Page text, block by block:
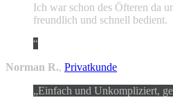
Ich war schon des Öfteren da
freundlich und schnell bedient.
Norman R., Privatkunde
Einfach und Unkompliziert,